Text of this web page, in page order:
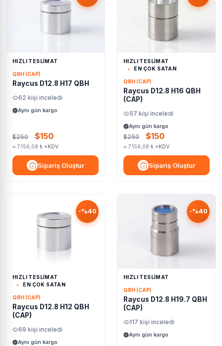
HIZLI TESLİMAT
QBH (CAP)
Raycus D12.8 H17 QBH
62 kişi inceledi
Aynı gün kargo
$250 $150
≈ 7.156,08 ₺ +KDV
Sipariş Oluştur
HIZLI TESLİMAT
EN ÇOK SATAN
QBH (CAP)
Raycus D12.8 H16 QBH
(CAP)
57 kişi inceledi
Aynı gün kargo
$250 $150
≈ 7.156,08 ₺ +KDV
Sipariş Oluştur
-%40
HIZLI TESLİMAT
EN ÇOK SATAN
QBH (CAP)
Raycus D12.8 H12 QBH
(CAP)
69 kişi inceledi
Aynı gün kargo
-%40
HIZLI TESLİMAT
QBH (CAP)
Raycus D12.8 H19.7 QBH
(CAP)
117 kişi inceledi
Aynı gün kargo